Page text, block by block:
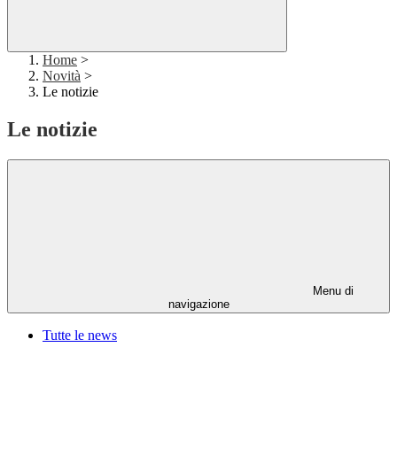
Home >
Novità >
Le notizie
Le notizie
Menu di
navigazione
Tutte le news